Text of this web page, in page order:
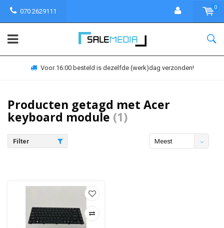
070 2629111
0
Voor 16:00 besteld is dezelfde (werk)dag verzonden!
Producten getagd met Acer
keyboard module (1)
Filter
Meest